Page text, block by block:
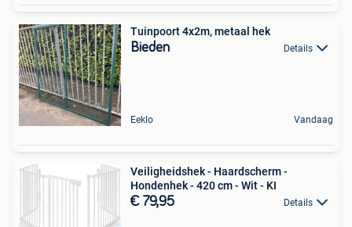
Tuinpoort 4x2m, metaal hek
Bieden Details
Eeklo Vandaag
Veiligheidshek - Haardscherm -
Hondenhek - 420 cm - Wit - KI
€ 79,95 Details